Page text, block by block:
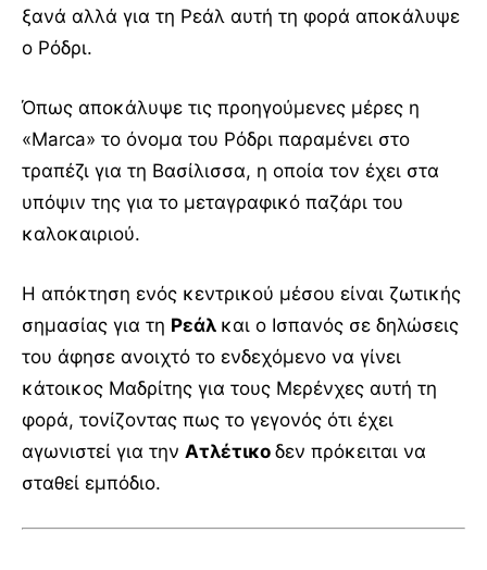
ξανά αλλά για τη Ρεάλ αυτή τη φορά αποκάλυψε
ο Ρόδρι.
Όπως αποκάλυψε τις προηγούμενες μέρες η
«Marca» το όνομα του Ρόδρι παραμένει στο
τραπέζι για τη Βασίλισσα, η οποία τον έχει στα
υπόψιν της για το μεταγραφικό παζάρι του
καλοκαιριού.
Η απόκτηση ενός κεντρικού μέσου είναι ζωτικής
σημασίας για τη Ρεάλ και ο Ισπανός σε δηλώσεις
του άφησε ανοιχτό το ενδεχόμενο να γίνει
κάτοικος Μαδρίτης για τους Μερένχες αυτή τη
φορά, τονίζοντας πως το γεγονός ότι έχει
αγωνιστεί για την Ατλέτικο δεν πρόκειται να
σταθεί εμπόδιο.